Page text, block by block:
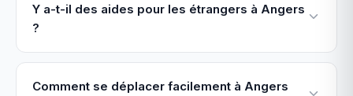
Y a-t-il des aides pour les étrangers à Angers
?
Comment se déplacer facilement à Angers